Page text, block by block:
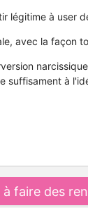
légitime à user
avec la façon
suffisament à
faire des